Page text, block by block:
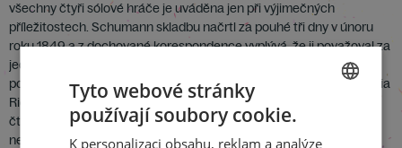
všechny čtyři sólové hráče je uváděna jen při výjimečných
příležitostech. Schumann skladbu načrtl za pouhé tři dny v únoru
roku 1849 a z dochované korespondence vyplývá, že ji považoval za
jednu ze svých nejlepších děl. Veřejné premiéry se dočkala o rok
později, 25. února 1850 v lipském Gewandhausu pod taktovkou Julia
Rietze. Dvacetiminutová skladba, jež začíná impozantní fanfárou
čtyř lesních rohů, potěší jak vytříbeností stylu a formy, ve které se
nezapře Schumannův obdiv ke klasicistním mistrům 18. století, tak
Tyto webové stránky
používají soubory cookie.
K personalizaci obsahu, reklam a analýze